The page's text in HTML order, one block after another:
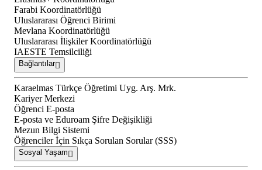
Farabi Koordinatörlüğü
Uluslararası Öğrenci Birimi
Mevlana Koordinatörlüğü
Uluslararası İlişkiler Koordinatörlüğü
IAESTE Temsilciliği
Bağlantılar
Karaelmas Türkçe Öğretimi Uyg. Arş. Mrk.
Kariyer Merkezi
Öğrenci E-posta
E-posta ve Eduroam Şifre Değişikliği
Mezun Bilgi Sistemi
Öğrenciler İçin Sıkça Sorulan Sorular (SSS)
Sosyal Yaşam